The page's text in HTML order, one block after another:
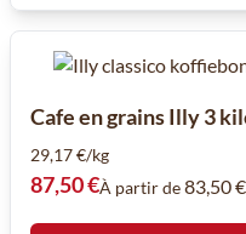
Cafe en grains Illy 3
29,17 €/kg
87,50 €À partir de83,50 €